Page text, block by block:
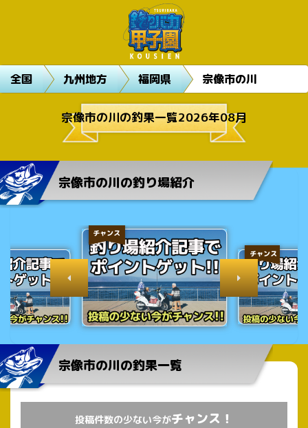
全国 九州地方 福岡県 宗像市の川
宗像市の川の釣果一覧2026年08月
宗像市の川の釣り場紹介
チャンス
チャンス
宗像市の川の釣果一覧
投稿件数の少ない今がチャンス！